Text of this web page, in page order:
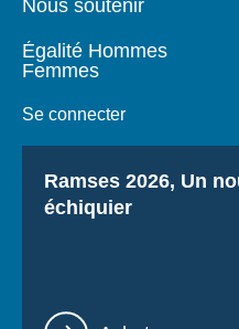
Nous soutenir
Égalité Hommes
Femmes
Se connecter
Titre
Ramses 2026, Un
échiquier